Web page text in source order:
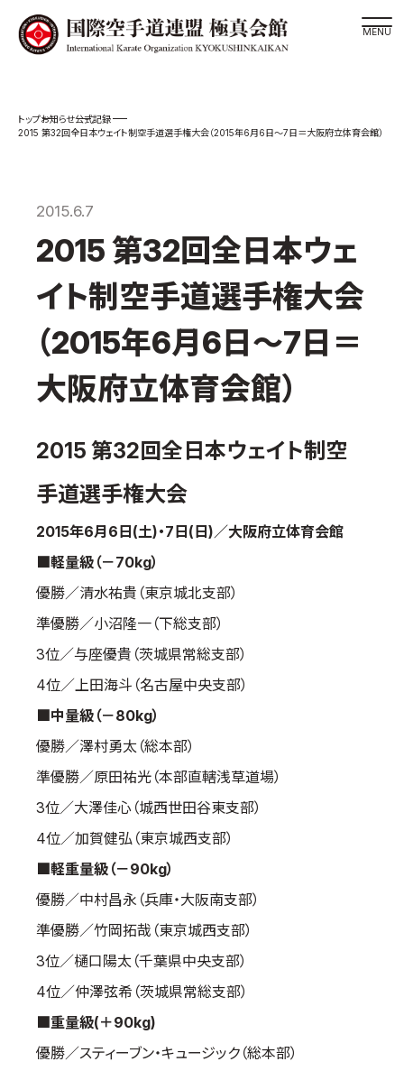
スケジュール
松井章奎館長 紹介
極真の歴史
極真会館のご案内
極真会館の概要
役員紹介
各委員会紹介
お知らせ
本部からのお知らせ
支部からのお知らせ
公式記録
入門のご案内
青少年部・保護者の方へ
取材のお申し込み
よくある質問
本サイトについて
サイトマップ
Language
お知らせ公式記録
2015 第32回全日本ウェイト制空手道選手権大会（2015年6月6日～7日＝大阪府立体育会館）
2015.6.7
2015 第32回全日本ウェ
イト制空手道選手権大会
（2015年6月6日～7日＝
大阪府立体育会館）
2015 第32回全日本ウェイト制空
手道選手権大会
2015年6月6日(土)・7日(日)／大阪府立体育会館
■軽量級（－70kg）
優勝／清水祐貴（東京城北支部）
準優勝／小沼隆一（下総支部）
3位／与座優貴（茨城県常総支部）
4位／上田海斗（名古屋中央支部）
■中量級（－80kg）
優勝／澤村勇太（総本部）
準優勝／原田祐光（本部直轄浅草道場）
3位／大澤佳心（城西世田谷東支部）
4位／加賀健弘（東京城西支部）
■軽重量級（－90kg）
優勝／中村昌永（兵庫・大阪南支部）
準優勝／竹岡拓哉（東京城西支部）
3位／樋口陽太（千葉県中央支部）
4位／仲澤弦希（茨城県常総支部）
■重量級(＋90kg)
優勝／スティーブン・キュージック（総本部）